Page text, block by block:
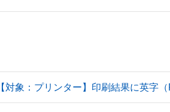
【対象：プリンター】印刷結果に英字